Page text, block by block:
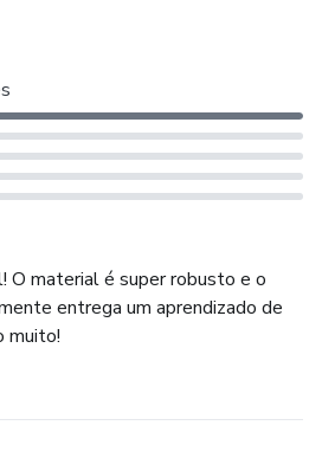
(Cooper et al., 2007, p.
O material é super robusto e o
entrega um aprendizado de
muito!